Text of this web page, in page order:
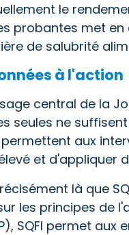
le
probantes met
de salubrité
à l'action
central de la
seules ne
aux
et d'appliquer
là que
les principes de
SQFI permet